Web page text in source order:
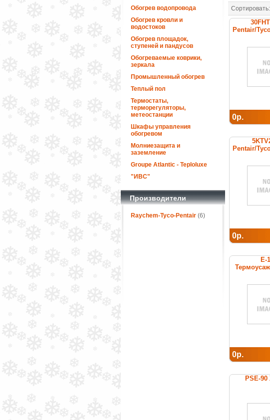
Обогрев водопровода
Обогрев кровли и
водостоков
Обогрев площадок,
ступеней и пандусов
Обогреваемые коврики,
зеркала
Промышленный обогрев
Теплый пол
Термостаты,
терморегуляторы,
метеостанции
Шкафы управления
обогревом
Молниезащита и
заземление
Groupe Atlantic - Teploluxe
"ИВС"
Производители
Raychem-Tyco-Pentair (6)
Сортировать:
Pentair/
0р.
Pentair/
0р.
E-
0р.
PSE-